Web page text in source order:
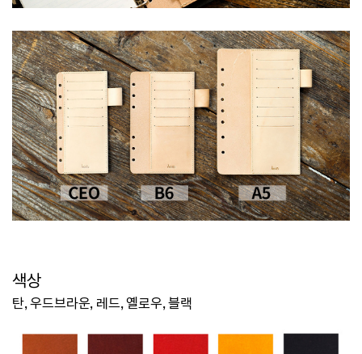
색상
탄, 우드브라운, 레드, 옐로우, 블랙